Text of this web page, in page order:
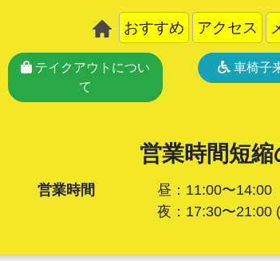
おすすめ アクセス
テイクアウトについ
て
車椅子
営業時間短
営業時間
昼：11:00〜14:00
夜：17:30〜21:00(